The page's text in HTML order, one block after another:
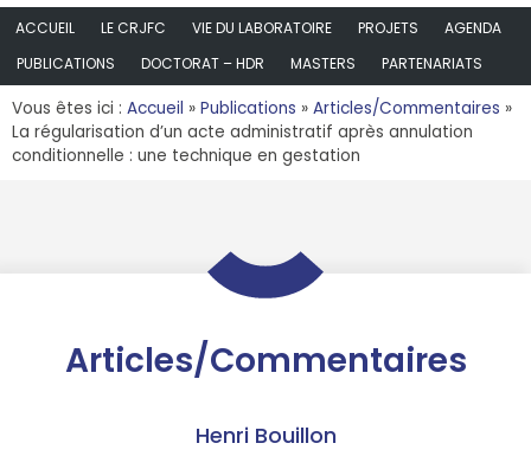
ACCUEIL LE CRJFC VIE DU LABORATOIRE PROJETS
AGENDA
PUBLICATIONS
DOCTORAT – HDR MASTERS PARTENARIATS
Vous êtes ici : Accueil » Publications » Articles/Commentaires »
La régularisation d’un acte administratif après annulation
conditionnelle : une technique en gestation
Articles/Commentaires
Henri Bouillon